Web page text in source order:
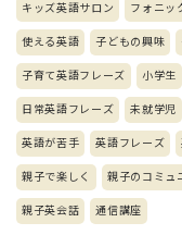
キッズ英語サロン フォニッ
使える英語 子どもの興味
子育て英語フレーズ 小学生
日常英語フレーズ 未就学児
英語が苦手 英語フレーズ
親子で楽しく 親子のコミュ
親子英会話 通信講座